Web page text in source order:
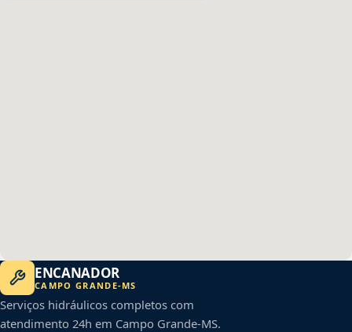
ENCANADOR
CAMPO GRANDE-MS
Serviços hidráulicos completos com
atendimento 24h em Campo Grande-MS.